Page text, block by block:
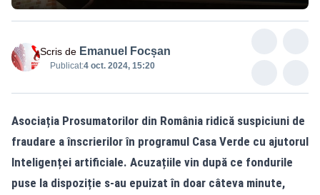
Scris de Emanuel Focșan
Publicat:4 oct. 2024, 15:20
Asociația Prosumatorilor din România ridică suspiciuni de
fraudare a înscrierilor în programul Casa Verde cu ajutorul
Inteligenței artificiale. Acuzațiile vin după ce fondurile
puse la dispoziție s-au epuizat în doar câteva minute,